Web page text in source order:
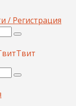
/ Регистрация
Твит